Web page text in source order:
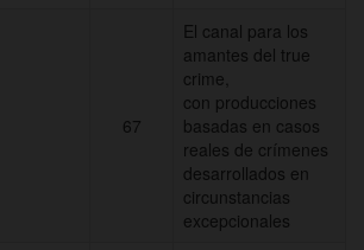
67
El canal para los
amantes del true
crime,
con producciones
basadas en casos
reales de crímenes
desarrollados en
circunstancias
excepcionales